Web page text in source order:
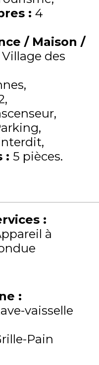
: 4
/ Maison /
des
: 5 pièces
:
à
:
vaisselle
Pain